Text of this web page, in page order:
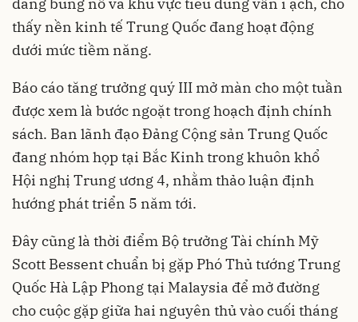
đang bùng nổ và khu vực tiêu dùng vẫn ì ạch, cho
thấy nền kinh tế Trung Quốc đang hoạt động
dưới mức tiềm năng.
Báo cáo tăng trưởng quý III mở màn cho một tuần
được xem là bước ngoặt trong hoạch định chính
sách. Ban lãnh đạo Đảng Cộng sản Trung Quốc
đang nhóm họp tại Bắc Kinh trong khuôn khổ
Hội nghị Trung ương 4, nhằm thảo luận định
hướng phát triển 5 năm tới.
Đây cũng là thời điểm Bộ trưởng Tài chính Mỹ
Scott Bessent chuẩn bị gặp Phó Thủ tướng Trung
Quốc Hà Lập Phong tại Malaysia để mở đường
cho cuộc gặp giữa hai nguyên thủ vào cuối tháng